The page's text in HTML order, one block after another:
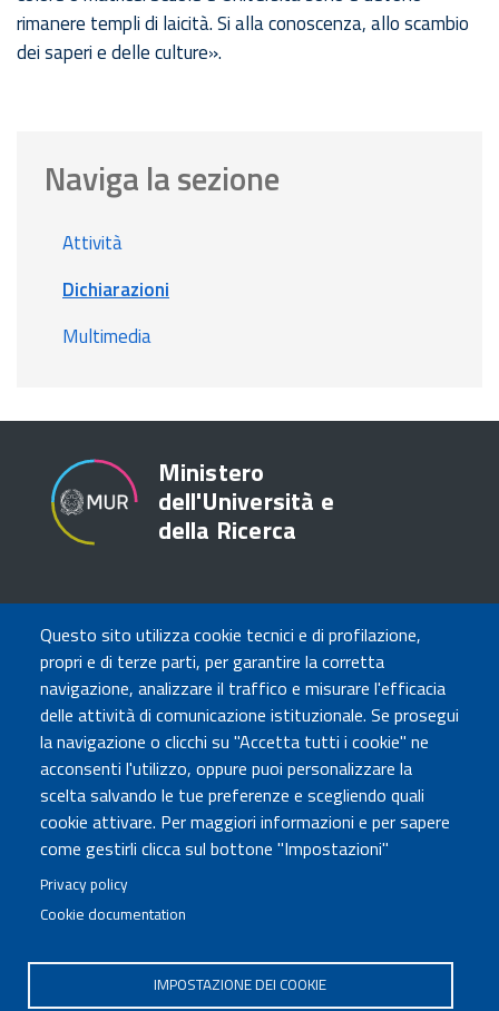
Questo sito utilizza cookie tecnici e di profilazione,
propri e di terze parti, per garantire la corretta
navigazione, analizzare il traffico e misurare l'efficacia
delle attività di comunicazione istituzionale. Se prosegui
la navigazione o clicchi su "Accetta tutti i cookie" ne
acconsenti l'utilizzo, oppure puoi personalizzare la
scelta salvando le tue preferenze e scegliendo quali
cookie attivare. Per maggiori informazioni e per sapere
come gestirli clicca sul bottone "Impostazioni"
Privacy policy
Cookie documentation
IMPOSTAZIONE DEI COOKIE
rimanere templi di laicità. Si alla conoscenza, allo scambio
dei saperi e delle culture».
Naviga la sezione
Attività
Dichiarazioni
Multimedia
Ministero
dell'Università e
della Ricerca
TRASPARENZA
Amministrazione Trasparente
Atti di notifica
Albo online
Concorsi
COMUNICA CON NOI
Urp
Posta elettronica certificata
Sedi e contatti
Governo Italiano
Tutti i diritti riservati © 2020